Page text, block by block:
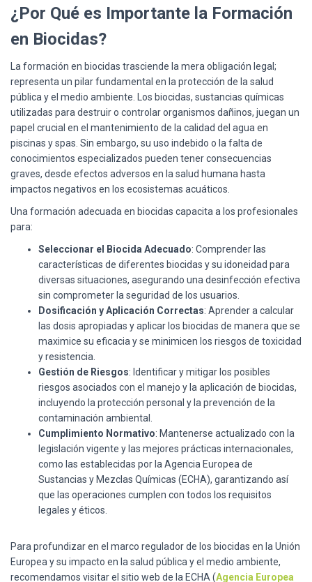
¿Por Qué es Importante la Formación
en Biocidas?
La formación en biocidas trasciende la mera obligación legal;
representa un pilar fundamental en la protección de la salud
pública y el medio ambiente. Los biocidas, sustancias químicas
utilizadas para destruir o controlar organismos dañinos, juegan un
papel crucial en el mantenimiento de la calidad del agua en
piscinas y spas. Sin embargo, su uso indebido o la falta de
conocimientos especializados pueden tener consecuencias
graves, desde efectos adversos en la salud humana hasta
impactos negativos en los ecosistemas acuáticos.
Una formación adecuada en biocidas capacita a los profesionales
para:
Seleccionar el Biocida Adecuado: Comprender las
características de diferentes biocidas y su idoneidad para
diversas situaciones, asegurando una desinfección efectiva
sin comprometer la seguridad de los usuarios.
Dosificación y Aplicación Correctas: Aprender a calcular
las dosis apropiadas y aplicar los biocidas de manera que se
maximice su eficacia y se minimicen los riesgos de toxicidad
y resistencia.
Gestión de Riesgos: Identificar y mitigar los posibles
riesgos asociados con el manejo y la aplicación de biocidas,
incluyendo la protección personal y la prevención de la
contaminación ambiental.
Cumplimiento Normativo: Mantenerse actualizado con la
legislación vigente y las mejores prácticas internacionales,
como las establecidas por la Agencia Europea de
Sustancias y Mezclas Químicas (ECHA), garantizando así
que las operaciones cumplen con todos los requisitos
legales y éticos.
Para profundizar en el marco regulador de los biocidas en la Unión
Europea y su impacto en la salud pública y el medio ambiente,
recomendamos visitar el sitio web de la ECHA (Agencia Europea